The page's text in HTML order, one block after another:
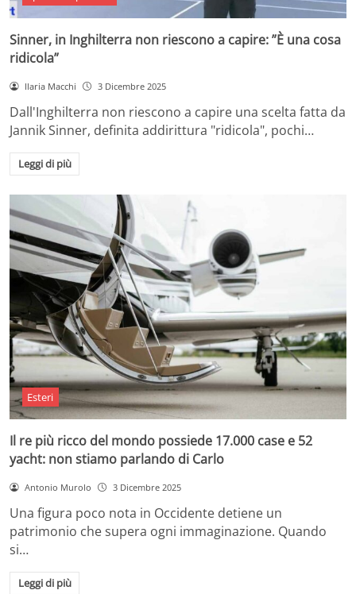
Sinner, in Inghilterra non riescono a capire: ”È una cosa
ridicola”
Ilaria Macchi 3 Dicembre 2025
Dall'Inghilterra non riescono a capire una scelta fatta da
Jannik Sinner, definita addirittura "ridicola", pochi…
Leggi di più
Esteri
Il re più ricco del mondo possiede 17.000 case e 52
yacht: non stiamo parlando di Carlo
Antonio Murolo 3 Dicembre 2025
Una figura poco nota in Occidente detiene un
patrimonio che supera ogni immaginazione. Quando
si…
Leggi di più